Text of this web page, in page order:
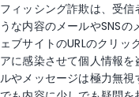
フィッシング詐欺は、受
うな内容のメールやSNS
ェブサイトのURLのクリッ
アに感染させて個人情報
ルやメッセージは極力無